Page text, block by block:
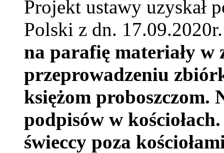
Projekt ustawy uzyskał
Polski z dn.
na parafię materiały w
przeprowadzeniu
księżom proboszczom.
podpisów w
świeccy poza